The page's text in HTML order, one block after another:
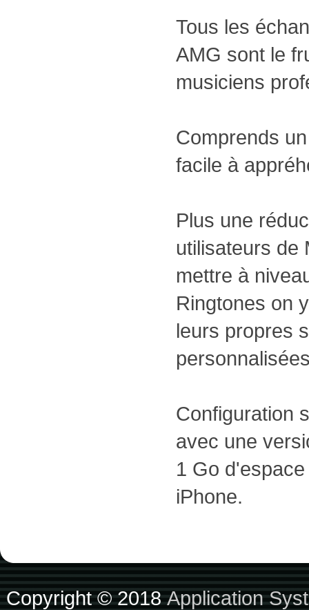
Tous les
AMG sont le
musiciens
Comprends
facile à
Plus une
utilisateurs de
mettre à
Ringtones on
leurs propres
Configuration
avec une
1 Go
iPhone.
Copyright © 2018Application